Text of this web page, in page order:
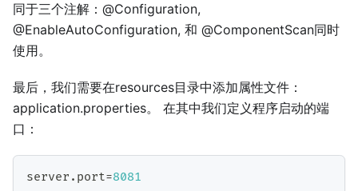
同于三个注解：@Configuration,
@EnableAutoConfiguration, 和 @ComponentScan同时
使用。
最后，我们需要在resources目录中添加属性文件：
application.properties。 在其中我们定义程序启动的端
口：
server . port=8081